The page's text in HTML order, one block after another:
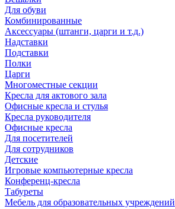
Для обуви
Комбинированные
Аксессуары (штанги, царги и т.д.)
Надставки
Подставки
Полки
Царги
Многоместные секции
Кресла для актового зала
Офисные кресла и стулья
Кресла руководителя
Офисные кресла
Для посетителей
Для сотрудников
Детские
Игровые компьютерные кресла
Конференц-кресла
Табуреты
Мебель для образовательных учреждений